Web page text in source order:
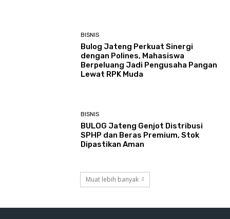
BISNIS
Bulog Jateng Perkuat Sinergi
dengan Polines, Mahasiswa
Berpeluang Jadi Pengusaha Pangan
Lewat RPK Muda
BISNIS
BULOG Jateng Genjot Distribusi
SPHP dan Beras Premium, Stok
Dipastikan Aman
Muat lebih banyak